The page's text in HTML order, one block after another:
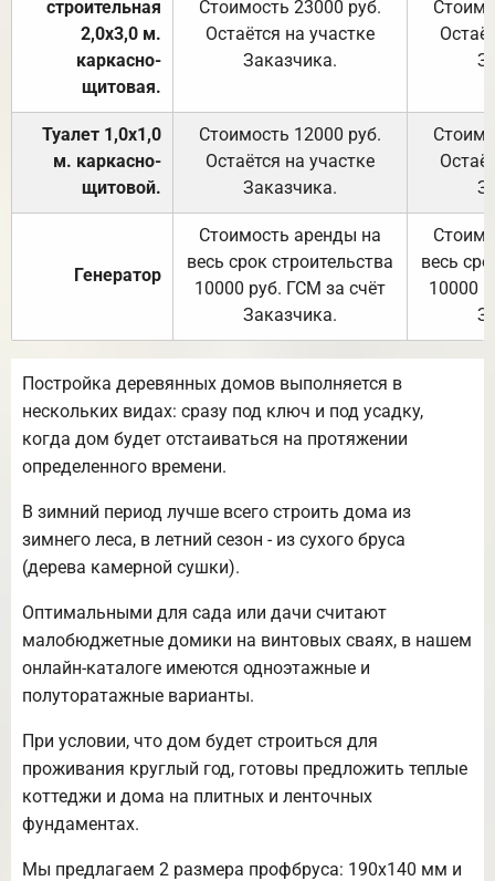
строительная
2,0х3,0 м.
каркасно-
щитовая.
Стоимость 23000 руб.
Остаётся на участке
Заказчика.
Туалет 1,0х1,0
м. каркасно-
щитовой.
Стоимость 12000 руб.
Остаётся на участке
Заказчика.
Генератор
Стоимость аренды на
весь срок строительства
10000 руб. ГСМ за счёт
Заказчика.
весь
10000
Постройка деревянных домов выполняется в
нескольких видах: сразу под ключ и под усадку,
когда дом будет отстаиваться на протяжении
определенного времени.
В зимний период лучше всего строить дома из
зимнего леса, в летний сезон - из сухого бруса
(дерева камерной сушки).
Оптимальными для сада или дачи считают
малобюджетные домики на винтовых сваях, в нашем
онлайн-каталоге имеются одноэтажные и
полуторатажные варианты.
При условии, что дом будет строиться для
проживания круглый год, готовы предложить теплые
коттеджи и дома на плитных и ленточных
фундаментах.
Мы предлагаем 2 размера профбруса: 190х140 мм и